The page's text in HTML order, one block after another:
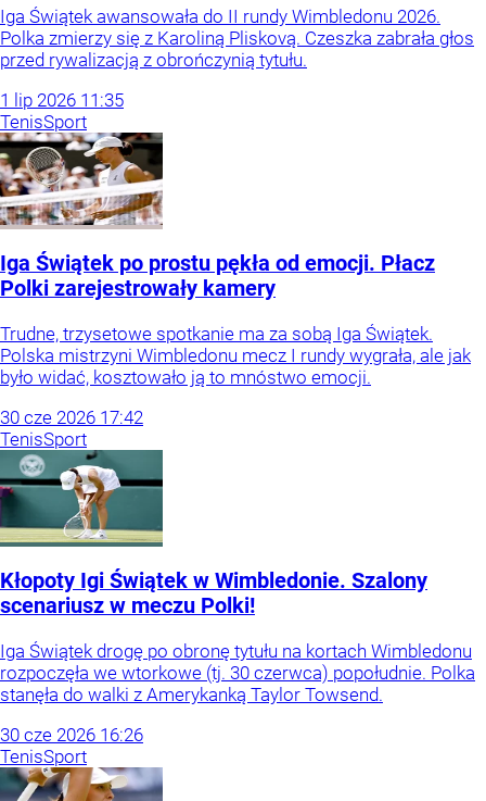
Iga Świątek awansowała do II rundy Wimbledonu 2026.
Polka zmierzy się z Karoliną Pliskovą. Czeszka zabrała głos
przed rywalizacją z obrończynią tytułu.
1 lip 2026 11:35
TenisSport
Iga Świątek po prostu pękła od emocji. Płacz
Polki zarejestrowały kamery
Trudne, trzysetowe spotkanie ma za sobą Iga Świątek.
Polska mistrzyni Wimbledonu mecz I rundy wygrała, ale jak
było widać, kosztowało ją to mnóstwo emocji.
30 cze 2026 17:42
TenisSport
Kłopoty Igi Świątek w Wimbledonie. Szalony
scenariusz w meczu Polki!
Iga Świątek drogę po obronę tytułu na kortach Wimbledonu
rozpoczęła we wtorkowe (tj. 30 czerwca) popołudnie. Polka
stanęła do walki z Amerykanką Taylor Towsend.
30 cze 2026 16:26
TenisSport